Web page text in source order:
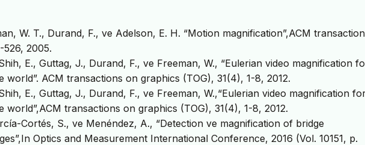
W. T., Durand, F., ve Adelson, E. H. “Motion magnification”,ACM
2005.
E., Guttag, J., Durand, F., ve Freeman, W., “Eulerian video magnification
world”. ACM transactions on graphics (TOG), 31(4), 1-8, 2012.
E., Guttag, J., Durand, F., ve Freeman, W.,“Eulerian video magnification
world”,ACM transactions on graphics (TOG), 31(4), 1-8, 2012.
Cortés, S., ve Menéndez, A., “Detection ve magnification of bridge
Optics and Measurement International Conference, 2016 (Vol. 10151, p.